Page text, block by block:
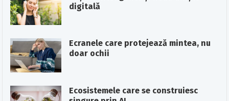
digitală
Ecranele care protejează mintea, nu
doar ochii
Ecosistemele care se construiesc